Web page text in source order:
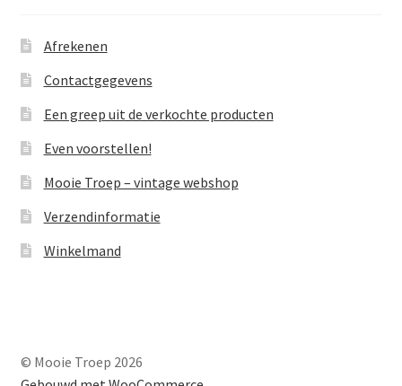
Afrekenen
Contactgegevens
Een greep uit de verkochte producten
Even voorstellen!
Mooie Troep – vintage webshop
Verzendinformatie
Winkelmand
© Mooie Troep 2026